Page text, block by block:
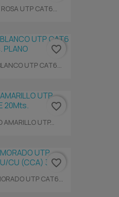
UTP CAT6...
UTP CAT6...
favorite_border
AMARILLO UTP...
favorite_border
UTP CAT6...
favorite_border